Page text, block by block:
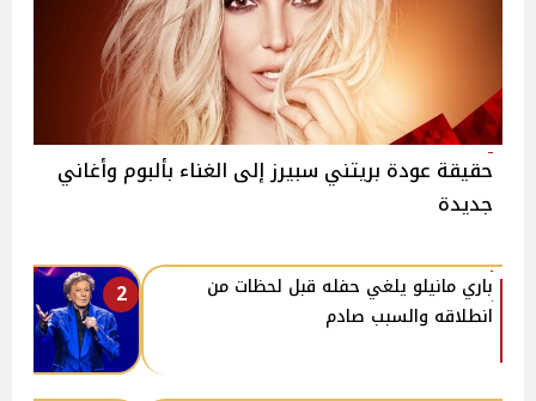
حقيقة عودة بريتني سبيرز إلى الغناء بألبوم وأغاني
جديدة
2
باري مانيلو يلغي حفله قبل لحظات من
انطلاقه والسبب صادم